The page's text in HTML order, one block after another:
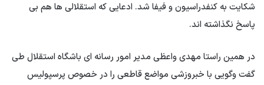
شکایت به کنفدراسیون و فیفا شد. ادعایی که استقلالی ها هم بی
پاسخ نگذاشته اند.
در همین راستا مهدی واعظی مدیر امور رسانه ای باشگاه استقلال طی
گفت وگویی با خبروزشی مواضع قاطعی را در خصوص پرسپولیس